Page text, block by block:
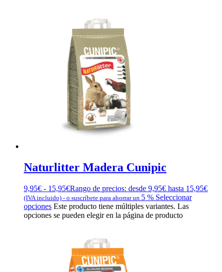
Naturlitter Madera Cunipic
9,95€ - 15,95€Rango de precios: desde 9,95€ hasta 15,95€
(IVA incluido) - o suscríbete para ahorrar un 5 % Seleccionar
opciones Este producto tiene múltiples variantes. Las
opciones se pueden elegir en la página de producto